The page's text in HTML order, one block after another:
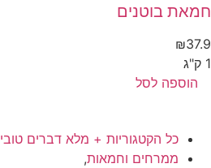
בוטנים
₪
הוספה לסל
כל הקטגוריות + מלא דברים טובים
ממרחים וחמאות,